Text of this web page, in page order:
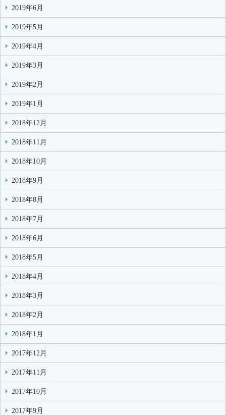
2019年6月
2019年5月
2019年4月
2019年3月
2019年2月
2019年1月
2018年12月
2018年11月
2018年10月
2018年9月
2018年8月
2018年7月
2018年6月
2018年5月
2018年4月
2018年3月
2018年2月
2018年1月
2017年12月
2017年11月
2017年10月
2017年9月